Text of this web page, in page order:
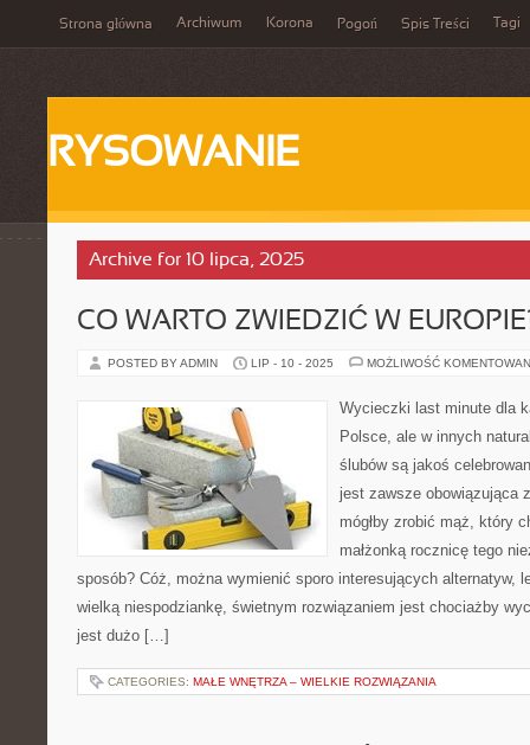
Strona główna Archiwum Korona Pogoń Spis Treści Tagi
RYSOWANIE
Archive for 10 lipca, 2025
CO WARTO ZWIEDZIĆ W
POSTED BY ADMIN LIP - 10 - 2025 MOŻLIWOŚĆ
Wycieczki last minute dla
Polsce, ale w innych
ślubów są jakoś
jest zawsze obowiązująca
mógłby zrobić mąż, który
małżonką rocznicę tego
sposób? Cóż, można wymienić sporo interesujących alternatyw,
wielką niespodziankę, świetnym rozwiązaniem jest chociażby
jest dużo […]
CATEGORIES: MAŁE WNĘTRZA – WIELKIE ROZWIĄZANIA